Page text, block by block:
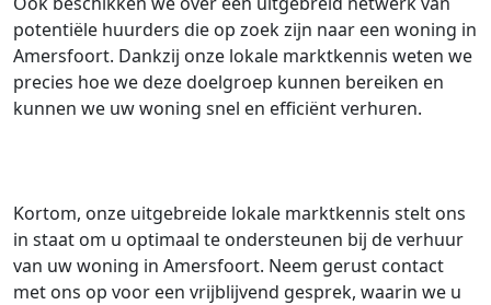
potentiële huurders die op zoek zijn naar een woning in
Amersfoort. Dankzij onze lokale marktkennis weten we
precies hoe we deze doelgroep kunnen bereiken en
kunnen we uw woning snel en efficiënt verhuren.
Kortom, onze uitgebreide lokale marktkennis stelt ons
in staat om u optimaal te ondersteunen bij de verhuur
van uw woning in Amersfoort. Neem gerust contact
met ons op voor een vrijblijvend gesprek, waarin we u